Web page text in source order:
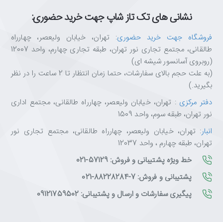
نشانی های تک تاز شاپ جهت خرید حضوری:
فروشگاه جهت خرید حضوری: تهران، خیابان ولیعصر، چهارراه
طالقانی، مجتمع تجاری نور تهران، طبقه تجاری چهارم، واحد 12007
(روبروی آسانسور شیشه ای)
(به علت حجم بالای سفارشات، حتما زمان انتظار تا 2 ساعت را در نظر
بگیرید.)
دفتر مرکزی : تهران، خیابان ولیعصر، چهارراه طالقانی، مجتمع اداری
نور تهران، طبقه سوم، واحد 1509
انبار: تهران، خیابان ولیعصر، چهارراه طالقانی، مجتمع تجاری نور
تهران، طبقه چهارم ، واحد 12037
خط ویژه پشتیبانی و فروش: 57129-021
پشتیبانی و فروش: 7-88228284-021
پیگیری سفارشات و ارسال و پشتیبانی: 09121759502